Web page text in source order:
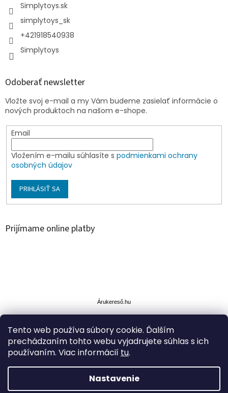
Tento web používa súbory cookie. Ďalším
prechádzaním tohto webu vyjadrujete súhlas s ich
používaním. Viac informácií tu.
Nastavenie
Simplytoys.sk
simplytoys_sk
+421918540938
Simplytoys
Odoberať newsletter
Vložte svoj e-mail a my Vám budeme zasielať informácie o
nových produktoch na našom e-shope.
Email
Vložením e-mailu súhlasíte s podmienkami ochrany
osobných údajov
PRIHLÁSIŤ SA
Prijímame online platby
k
r
e
s
Árukereső.hu
Vytvoril Shoptet